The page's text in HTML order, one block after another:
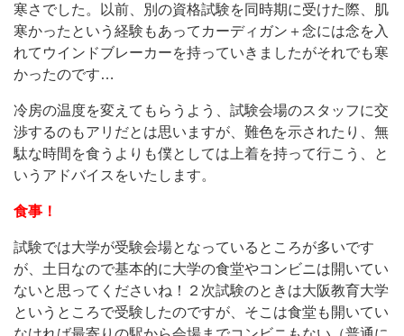
寒さでした。以前、別の資格試験を同時期に受けた際、肌
寒かったという経験もあってカーディガン＋念には念を入
れてウインドブレーカーを持っていきましたがそれでも寒
かったのです…
冷房の温度を変えてもらうよう、試験会場のスタッフに交
渉するのもアリだとは思いますが、難色を示されたり、無
駄な時間を食うよりも僕としては上着を持って行こう、と
いうアドバイスをいたします。
食事！
試験では大学が受験会場となっているところが多いです
が、土日なので基本的に大学の食堂やコンビニは開いてい
ないと思ってくださいね！２次試験のときは大阪教育大学
というところで受験したのですが、そこは食堂も開いてい